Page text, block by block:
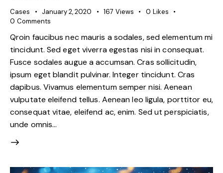
Cases January 2, 2020 167 Views 0 Likes
0 Comments
Qroin faucibus nec mauris a sodales, sed elementum mi
tincidunt. Sed eget viverra egestas nisi in consequat.
Fusce sodales augue a accumsan. Cras sollicitudin,
ipsum eget blandit pulvinar. Integer tincidunt. Cras
dapibus. Vivamus elementum semper nisi. Aenean
vulputate eleifend tellus. Aenean leo ligula, porttitor eu,
consequat vitae, eleifend ac, enim. Sed ut perspiciatis,
unde omnis…